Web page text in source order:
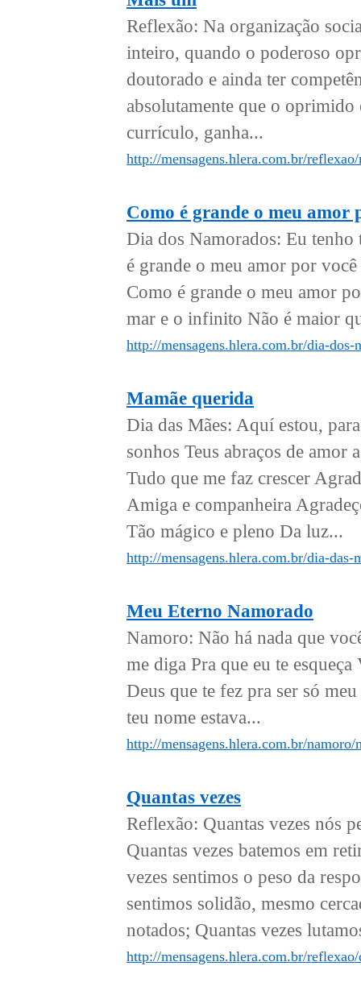
Reflexão: Na organização
inteiro, quando o poderoso
doutorado e ainda ter
absolutamente que o
currículo, ganha...
http://mensagens.hlera.com.br/
Como é grande o meu amor
Dia dos Namorados: Eu
é grande o meu amor por
Como é grande o meu amor
mar e o infinito Não é maior
http://mensagens.hlera.com.br/dia-
Mamãe querida
Dia das Mães: Aquí estou,
sonhos Teus abraços de amor
Tudo que me faz crescer
Amiga e companheira
Tão mágico e pleno Da luz...
http://mensagens.hlera.com.br/dia-das-
Meu Eterno Namorado
Namoro: Não há nada que
me diga Pra que eu te
Deus que te fez pra ser só
teu nome estava...
http://mensagens.hlera.com.br/namoro/
Quantas vezes
Reflexão: Quantas vezes nós
Quantas vezes batemos em
vezes sentimos o peso da
sentimos solidão, mesmo
notados; Quantas vezes
http://mensagens.hlera.com.br/reflexao/